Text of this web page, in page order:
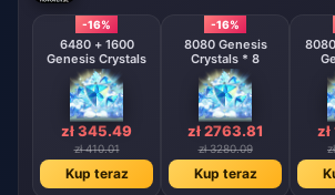
-16%
6480 + 1600
Genesis Crystals
zł 345.49
zł 410.01
Kup teraz
-16%
8080 Genesis
Crystals * 8
zł 2763.81
zł 3280.09
Kup teraz